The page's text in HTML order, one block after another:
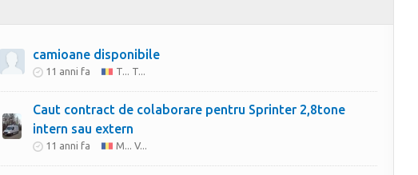
camioane disponibile
11 anni fa T... T...
Caut contract de colaborare pentru Sprinter 2,8tone
intern sau extern
11 anni fa M... V...